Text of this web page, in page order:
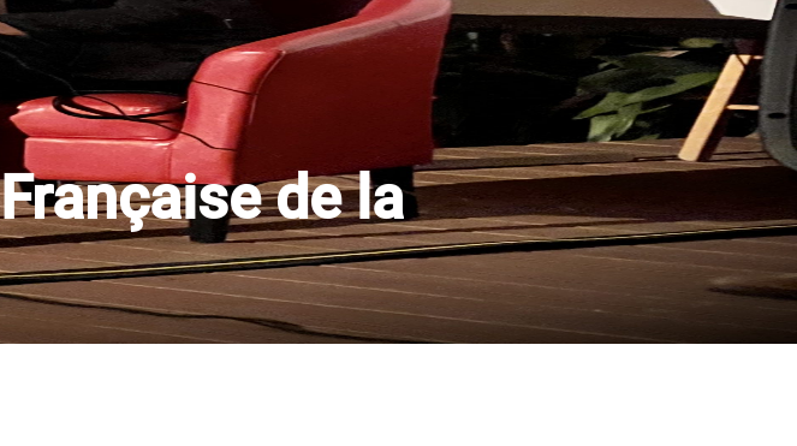
de la